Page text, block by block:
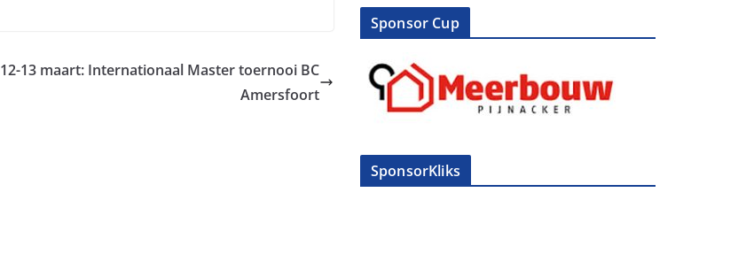
12-13 maart: Internationaal Master toernooi BC
Amersfoort
Sponsor Cup
SponsorKliks